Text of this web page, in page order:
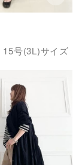
15号(3L)サイズ